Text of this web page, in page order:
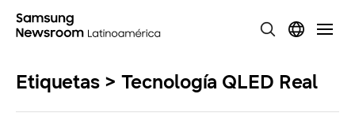
Etiquetas > Tecnología QLED Real